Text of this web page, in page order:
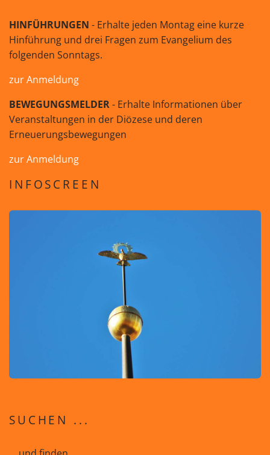
HINFÜHRUNGEN - Erhalte jeden Montag eine kurze
Hinführung und drei Fragen zum Evangelium des
folgenden Sonntags.
zur Anmeldung
BEWEGUNGSMELDER- Erhalte Informationen über
Veranstaltungen in der Diözese und deren
Erneuerungsbewegungen
zur Anmeldung
INFOSCREEN
SUCHEN ...